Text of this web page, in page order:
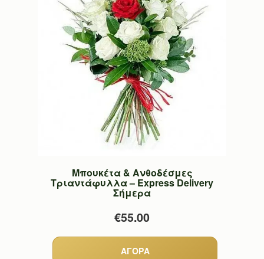
Μπουκέτα & Ανθοδέσμες
Τριαντάφυλλα – Express Delivery
Σήμερα
€55.00